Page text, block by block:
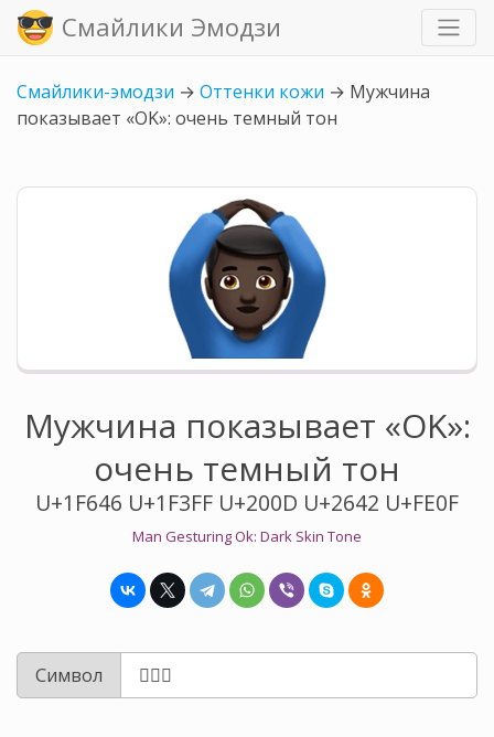
Смайлики Эмодзи
Смайлики-эмодзи → Оттенки кожи → Мужчина
показывает «OK»: очень темный тон
Мужчина показывает «OK»:
очень темный тон
U+1F646 U+1F3FF U+200D U+2642 U+FE0F
Man Gesturing Ok: Dark Skin Tone
Символ